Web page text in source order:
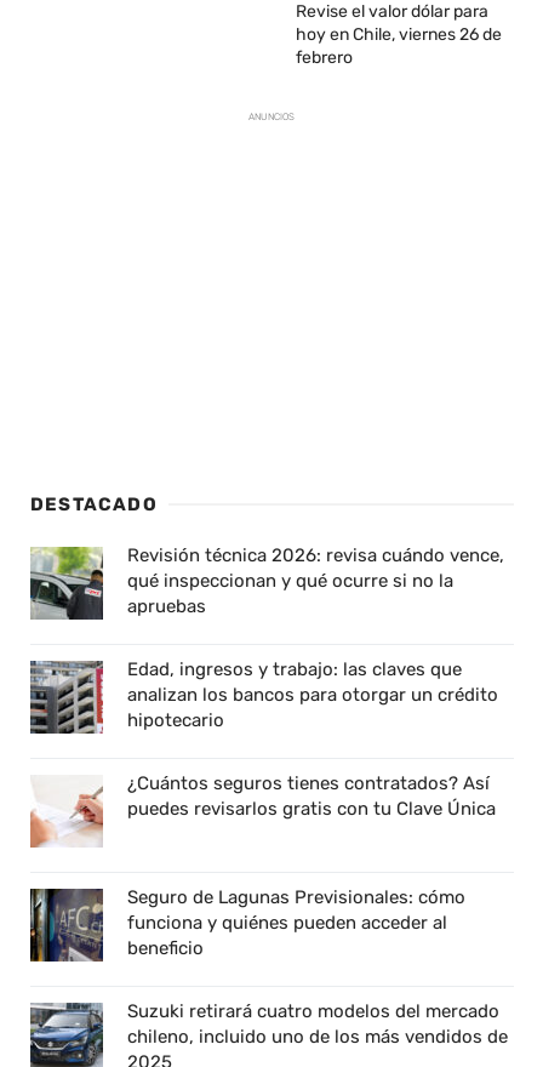
Revise el valor dólar para
hoy en Chile, viernes 26 de
febrero
ANUNCIOS
DESTACADO
Revisión técnica 2026: revisa cuándo vence,
qué inspeccionan y qué ocurre si no la
apruebas
Edad, ingresos y trabajo: las claves que
analizan los bancos para otorgar un crédito
hipotecario
¿Cuántos seguros tienes contratados? Así
puedes revisarlos gratis con tu Clave Única
Seguro de Lagunas Previsionales: cómo
funciona y quiénes pueden acceder al
beneficio
Suzuki retirará cuatro modelos del mercado
chileno, incluido uno de los más vendidos de
2025